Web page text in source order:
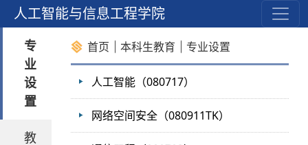
人工智能与信息工程学院
育
专
业
设
置
教
首页 本科生教育 专业设置
人工智能（080717）
网络空间安全（080911TK）